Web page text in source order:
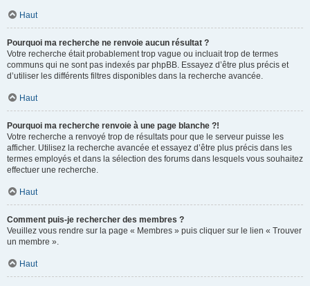
Haut
Pourquoi ma recherche ne renvoie aucun résultat ?
Votre recherche était probablement trop vague ou incluait trop de termes
communs qui ne sont pas indexés par phpBB. Essayez d’être plus précis et
d’utiliser les différents filtres disponibles dans la recherche avancée.
Haut
Pourquoi ma recherche renvoie à une page blanche ?!
Votre recherche a renvoyé trop de résultats pour que le serveur puisse les
afficher. Utilisez la recherche avancée et essayez d’être plus précis dans les
termes employés et dans la sélection des forums dans lesquels vous souhaitez
effectuer une recherche.
Haut
Comment puis-je rechercher des membres ?
Veuillez vous rendre sur la page « Membres » puis cliquer sur le lien « Trouver
un membre ».
Haut